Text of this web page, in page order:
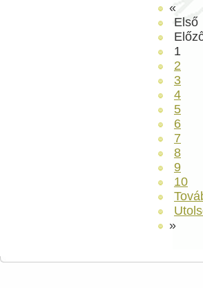
«
Első
1
2
3
4
5
6
7
8
9
10
»